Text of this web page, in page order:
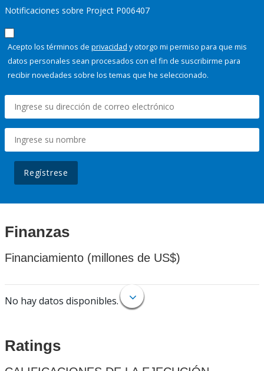
Notificaciones sobre Project P006407
Acepto los términos de privacidad y otorgo mi permiso para que mis
datos personales sean procesados con el fin de suscribirme para
recibir novedades sobre los temas que he seleccionado.
Regístrese
Finanzas
Financiamiento (millones de US$)
No hay datos disponibles.
Ratings